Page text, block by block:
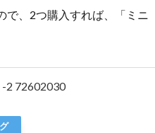
で、2つ購入すれば、「ミニ
-2 72602030